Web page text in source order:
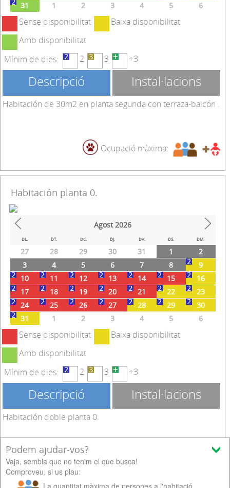
31
1 2 3 4 5 6
Sense disponibilitat
Baixa disponibilitat
Amb disponibilitat
Mínim de dies:
2 3 +3
Descripció Instal·lacions
Habitación de 30m2 en planta segunda con terraza-balcón .
Ocupació màxima:
Habitación planta 0.
Prev Next
Agost 2026
DL. DT. DC. DJ. DV. DS. DM.
27 28 29 30 31 1
2
3
4 5 6 7 8
9
10
11 12 13 14 15
16
17
18 19 20 21 22
23
24
25 26 27 28 29
30
31
1 2 3 4 5 6
Sense disponibilitat
Baixa disponibilitat
Amb disponibilitat
Mínim de dies:
2 3 +3
Descripció Instal·lacions
Habitación doble planta 0.
Ocupació màxima:
Podem ajudar-vos?
Vaja, sembla que no tenim el que busca!
Comproveu, si us plau:
La quantitat màxima de persones a l'habitació